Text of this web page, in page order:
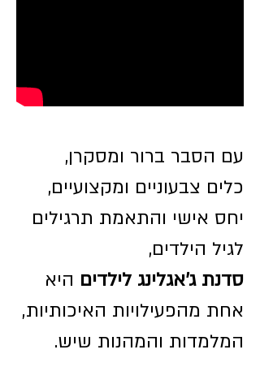
עם הסבר ברור ומסקרן,
כלים צבעוניים ומקצועיים,
יחס אישי והתאמת תרגילים
לגיל הילדים,
סדנת ג'אגלינג לילדים היא
אחת מהפעילויות האיכותיות,
המלמדות והמהנות שיש.